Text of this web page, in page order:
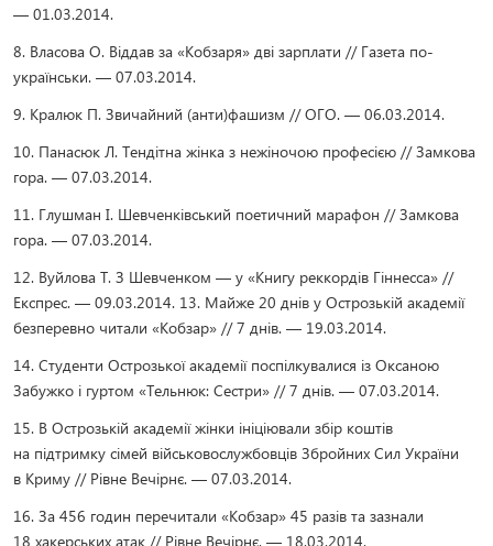
— 01.03.2014.
8. Власова О. Віддав за «Кобзаря» дві зарплати // Газета по-
українськи. — 07.03.2014.
9. Кралюк П. Звичайний (анти)фашизм // ОГО. — 06.03.2014.
10. Панасюк Л. Тендітна жінка з нежіночою професією // Замкова
гора. — 07.03.2014.
11. Глушман І. Шевченківський поетичний марафон // Замкова
гора. — 07.03.2014.
12. Вуйлова Т. З Шевченком — у «Книгу реккордів Гіннесса» //
Експрес. — 09.03.2014. 13. Майже 20 днів у Острозькій академії
безперевно читали «Кобзар» // 7 днів. — 19.03.2014.
14. Студенти Острозької академії поспілкувалися із Оксаною
Забужко і гуртом «Тельнюк: Сестри» // 7 днів. — 07.03.2014.
15. В Острозькій академії жінки ініціювали збір коштів
на підтримку сімей військовослужбовців Збройних Сил України
в Криму // Рівне Вечірнє. — 07.03.2014.
16. За 456 годин перечитали «Кобзар» 45 разів та зазнали
18 хакерських атак // Рівне Вечірнє. — 18.03.2014.